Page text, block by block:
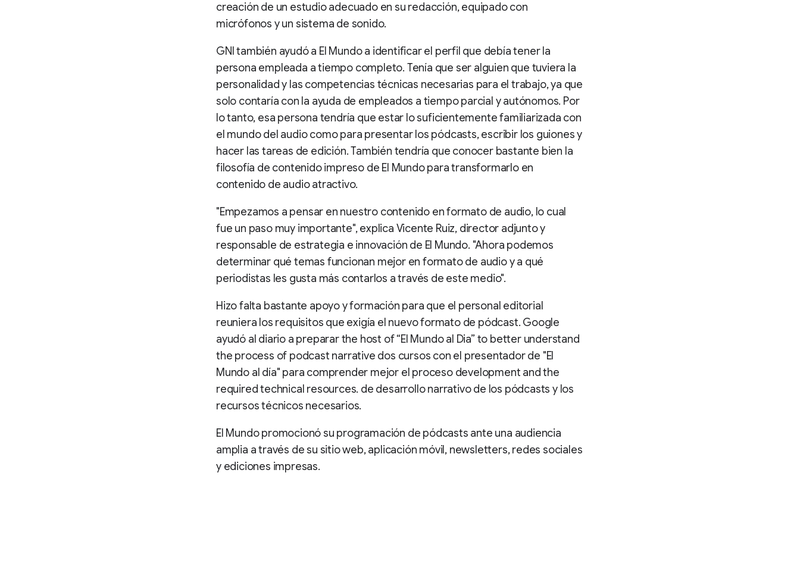
creación de un estudio adecuado en su redacción, equipado con
micrófonos y un sistema de sonido.
GNI también ayudó a El Mundo a identificar el perfil que debía tener la
persona empleada a tiempo completo. Tenía que ser alguien que tuviera la
personalidad y las competencias técnicas necesarias para el trabajo, ya que
solo contaría con la ayuda de empleados a tiempo parcial y autónomos. Por
lo tanto, esa persona tendría que estar lo suficientemente familiarizada con
el mundo del audio como para presentar los pódcasts, escribir los guiones y
hacer las tareas de edición. También tendría que conocer bastante bien la
filosofía de contenido impreso de El Mundo para transformarlo en
contenido de audio atractivo.
"Empezamos a pensar en nuestro contenido en formato de audio, lo cual
fue un paso muy importante", explica Vicente Ruiz, director adjunto y
responsable de estrategia e innovación de El Mundo. "Ahora podemos
determinar qué temas funcionan mejor en formato de audio y a qué
periodistas les gusta más contarlos a través de este medio".
Hizo falta bastante apoyo y formación para que el personal editorial
reuniera los requisitos que exigía el nuevo formato de pódcast. Google
ayudó al diario a preparar the host of “El Mundo al Dia” to better understand
the process of podcast narrative dos cursos con el presentador de "El
Mundo al día" para comprender mejor el proceso development and the
required technical resources. de desarrollo narrativo de los pódcasts y los
recursos técnicos necesarios.
El Mundo promocionó su programación de pódcasts ante una audiencia
amplia a través de su sitio web, aplicación móvil, newsletters, redes sociales
y ediciones impresas.